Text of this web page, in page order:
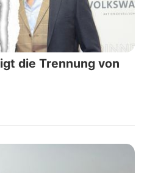
die Trennung von